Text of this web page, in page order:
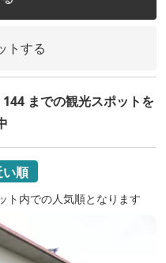
トする
までの観光スポットを
い順
ト内での人気順となります